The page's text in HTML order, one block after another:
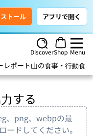
トール アプリで開く
DiscoverShop Menu
レポート山の食事・行動食
する
、png、webpの最
ードしてください。